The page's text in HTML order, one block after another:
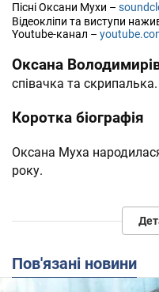
Пісні Оксани Мухи –
Відеокліпи та виступи
Youtube-канал –
Оксана
співачка та
Коротка біографія
Оксана Муха
року.
Любов до музики
акордеоністом.
Навчалася у Львівській
школі-інтернаті імені
Пов'язані новини